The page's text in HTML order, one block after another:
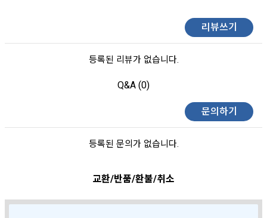
리뷰쓰기
등록된 리뷰가 없습니다.
Q&A (0)
문의하기
등록된 문의가 없습니다.
교환/반품/환불/취소